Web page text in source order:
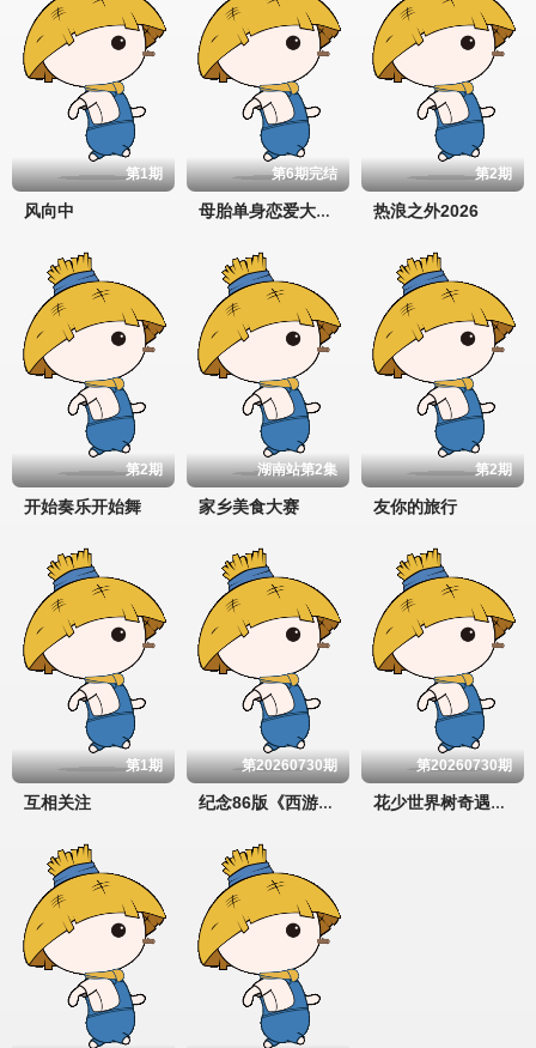
第1期
风向中
第6期完结
母胎单身恋爱大作战2节目售后
第2期
热浪之外2026
第2期
开始奏乐开始舞
湖南站第2集
家乡美食大赛
第2期
友你的旅行
第1期
互相关注
第20260730期
纪念86版《西游记》播出四十周年文艺晚会
第20260730期
花少世界树奇遇派对